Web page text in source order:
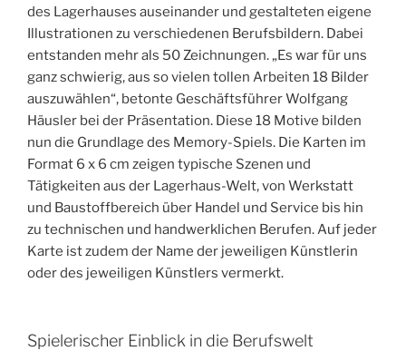
des Lagerhauses auseinander und gestalteten eigene
Illustrationen zu verschiedenen Berufsbildern. Dabei
entstanden mehr als 50 Zeichnungen. „Es war für uns
ganz schwierig, aus so vielen tollen Arbeiten 18 Bilder
auszuwählen“, betonte Geschäftsführer Wolfgang
Häusler bei der Präsentation. Diese 18 Motive bilden
nun die Grundlage des Memory-Spiels. Die Karten im
Format 6 x 6 cm zeigen typische Szenen und
Tätigkeiten aus der Lagerhaus-Welt, von Werkstatt
und Baustoffbereich über Handel und Service bis hin
zu technischen und handwerklichen Berufen. Auf jeder
Karte ist zudem der Name der jeweiligen Künstlerin
oder des jeweiligen Künstlers vermerkt.
Spielerischer Einblick in die Berufswelt